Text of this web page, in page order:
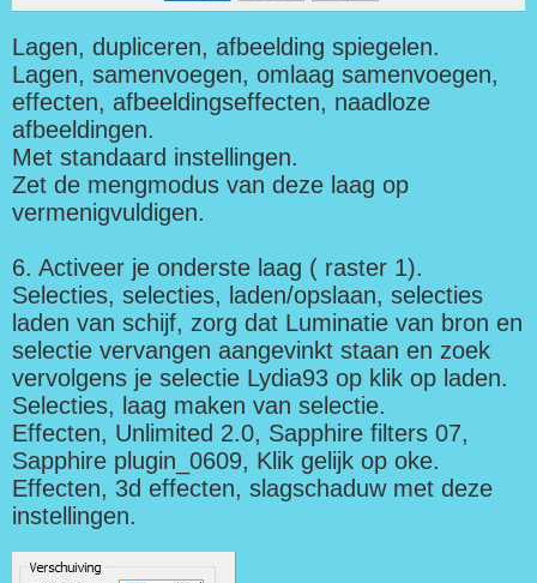
Lagen, dupliceren, afbeelding spiegelen.
Lagen, samenvoegen, omlaag samenvoegen,
effecten, afbeeldingseffecten, naadloze
afbeeldingen.
Met standaard instellingen.
Zet de mengmodus van deze laag op
vermenigvuldigen.
6. Activeer je onderste laag ( raster 1).
Selecties, selecties, laden/opslaan, selecties
laden van schijf, zorg dat Luminatie van bron en
selectie vervangen aangevinkt staan en zoek
vervolgens je selectie Lydia93 op klik op laden.
Selecties, laag maken van selectie.
Effecten, Unlimited 2.0, Sapphire filters 07,
Sapphire plugin_0609, Klik gelijk op oke.
Effecten, 3d effecten, slagschaduw met deze
instellingen.